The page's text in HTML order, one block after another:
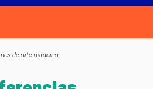
de arte moderno